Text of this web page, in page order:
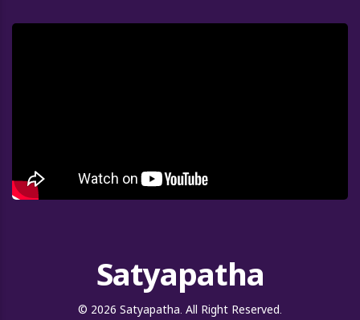
Satyapatha
© 2026 Satyapatha. All Right Reserved.